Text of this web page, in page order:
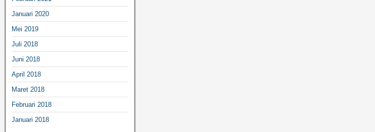
Januari 2020
Mei 2019
Juli 2018
Juni 2018
April 2018
Maret 2018
Februari 2018
Januari 2018